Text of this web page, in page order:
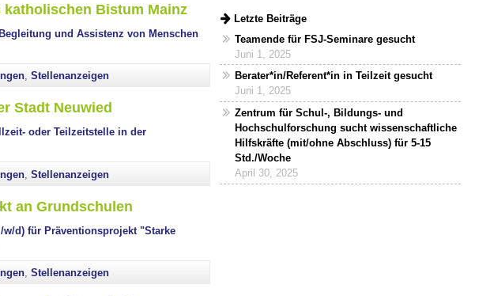
Bistum Mainz
und Assistenz von Menschen
,Stellenanzeigen
Stadt Neuwied
oder Teilzeitstelle in der
,Stellenanzeigen
an Grundschulen
w/d) für Präventionsprojekt "Starke
,Stellenanzeigen
Letzte Beiträge
Teamende für FSJ-Seminare gesucht
Juni 1, 2025
Berater*in/Referent*in in Teilzeit gesucht
Juni 1, 2025
Zentrum für Schul-, Bildungs- und
Hochschulforschung sucht wissenschaftliche
Hilfskräfte (mit/ohne Abschluss) für 5-15
Std./Woche
April 30, 2025